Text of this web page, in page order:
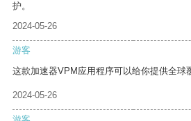
护。
2024-05-26
游客
这款加速器VPM应用程序可以给你提供全球
2024-05-26